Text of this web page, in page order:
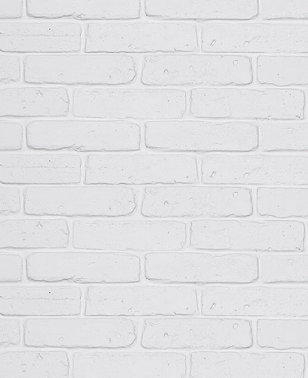
устройства защиты и коммутации (автоматические
выключатели нагрузки и др. при необходимости), с дверцей,
встраиваемом (утопленном) исполнении, с вводными зажимами
НКУ типа ПР11 поставляются комплектно с встроенной
Вводные зажимы изделия обеспечивают присоединение
В нижней части НКУ ПР11 расположены нулевая рабочая и
питающих кабелей или проводов и заземляется корпус
нулевой защитной шиной может быть установлена перемычка.
различного сечения с помощью кабельного наконечника.
Технические данные
Ток вводного автоматического выключателя, А 100;
Напряжение рабочее, В 230/
TN-
Способ установки
Степень защиты IP31,
Климатическое исполнение
Высота над уровнем моря, м Не